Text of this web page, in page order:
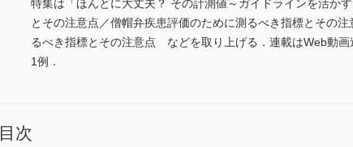
特集は「ほんとに大丈夫？ その計測値～ガイドラインを活か
とその注意点／僧帽弁疾患評価のために測るべき指標とその
るべき指標とその注意点 などを取り上げる．連載はWeb動
1例．
目次